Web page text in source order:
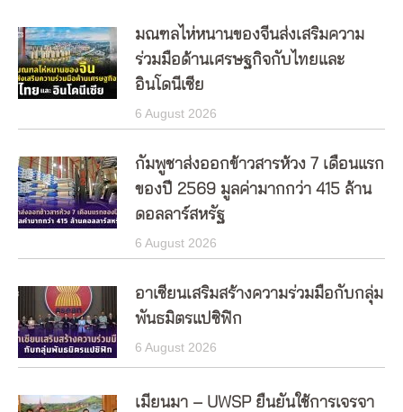
มณฑลไห่หนานของจีนส่งเสริมความ
ร่วมมือด้านเศรษฐกิจกับไทยและ
อินโดนีเซีย
6 August 2026
กัมพูชาส่งออกข้าวสารห้วง 7 เดือนแรก
ของปี 2569 มูลค่ามากกว่า 415 ล้าน
ดอลลาร์สหรัฐ
6 August 2026
อาเซียนเสริมสร้างความร่วมมือกับกลุ่ม
พันธมิตรแปซิฟิก
6 August 2026
เมียนมา – UWSP ยืนยันใช้การเจรจา